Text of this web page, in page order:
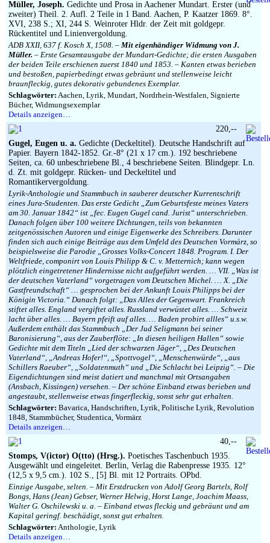
Müller, Joseph. Gedichte und Prosa in Aachener Mundart. Erster (und
zweiter) Theil. 2. Aufl. 2 Teile in 1 Band. Aachen, P. Kaatzer 1869. 8°.
XVI, 238 S.; XI, 244 S. Weinroter Hldr. der Zeit mit goldgepr.
Rückentitel und Linienvergoldung.
ADB XXII, 637 f. Kosch X, 1508. – Mit eigenhändiger Widmung von J.
Müller. – Erste Gesamtausgabe der Mundart-Gedichte; die ersten Ausgaben
der beiden Teile erschienen zuerst 1840 und 1853. – Kanten etwas berieben
und bestoßen, papierbedingt etwas gebräunt und stellenweise leicht
braunfleckig, gutes dekorativ gebundenes Exemplar.
Schlagwörter: Aachen, Lyrik, Mundart, Nordrhein-Westfalen, Signierte
Bücher, Widmungsexemplar
Details anzeigen…
Gugel, Eugen u. a. Gedichte (Deckeltitel). Deutsche Handschrift auf
Papier. Bayern 1842-1852. Gr.-8° (21 x 17 cm.). 192 beschriebene
Seiten, ca. 60 unbeschriebene Bl., 4 beschriebene Seiten. Blindgepr. Ln.
d. Zt. mit goldgepr. Rücken- und Deckeltitel und
Romantikervergoldung.
Lyrik-Anthologie und Stammbuch in sauberer deutscher Kurrentschrift
eines Jura-Studenten. Das erste Gedicht „Zum Geburtsfeste meines Vaters
am 30. Januar 1842“ ist „fec. Eugen Gugel cand. Jurist“ unterschrieben.
Danach folgen über 100 weitere Dichtungen, teils von bekannten
zeitgenössischen Autoren und einige Eigenwerke des Schreibers. Darunter
finden sich auch einige Beiträge aus dem Umfeld des Deutschen Vormärz, so
beispielsweise die Parodie „Grosses Volks-Concert 1848. Program. I. Der
Weltfriede, componirt von Louis Philipp & C. v. Metternich; kann wegen
plötzlich eingetretener Hindernisse nicht aufgeführt werden. … VII. „Was ist
der deutschen Vaterland“ vorgetragen vom Deutschen Michel. … X. „Die
Gastfreundschaft“ … gesprochen bei der Ankunft Louis Philipps bei der
Königin Victoria.“ Danach folgt: „Das Alles der Gegenwart. Frankreich
stiftet alles. England vergiftet alles. Russland verwüstet alles. … Schweiz
lacht über alles. … Bayern pfeift auf alles. … Baden probirt allles“ u.s.w.
Außerdem enthält das Stammbuch „Der Jud Seligmann bei seiner
Baronisierung“, aus der Zauberflöte: „In diesen heiligen Hallen“ sowie
Gedichte mit dem Titeln „Lied der schwarzen Jäger“, „Des Deutschen
Vaterland“, „Andreas Hofer!“, „Spottvogel“, „Menschenwürde“, „aus
Schillers Raeuber“, „Soldatenmuth“ und „Die Schlacht bei Leipzig“. – Die
Eigendichtungen sind meist datiert und manchmal mit Ortsangaben
(Ansbach, Kissingen) versehen. – Der schöne Einband etwas berieben und
angestaubt, stellenweise etwas fingerfleckig, sonst sehr gut erhalten.
Schlagwörter: Bavarica, Handschriften, Lyrik, Politische Lyrik, Revolution
1848, Stammbücher, Studentica, Vormärz
Details anzeigen…
220,--
Stomps, V(ictor) O(tto) (Hrsg.). Poetisches Taschenbuch 1935.
Ausgewählt und eingeleitet. Berlin, Verlag die Rabenpresse 1935. 12°
(12,5 x 9,5 cm.). 102 S., [5] Bl. mit 12 Portraits. OPbd.
Einzige Ausgabe, selten. – Mit Erstdrucken von Adolf Georg Bartels, Rolf
Bongs, Hans (Jean) Gebser, Werner Helwig, Horst Lange, Joachim Maass,
Walter G. Oschilewski u. a. – Einband etwas fleckig und gebräunt und am
Kapital geringf. beschädigt, sonst gut erhalten.
Schlagwörter: Anthologie, Lyrik
Details anzeigen…
40,--